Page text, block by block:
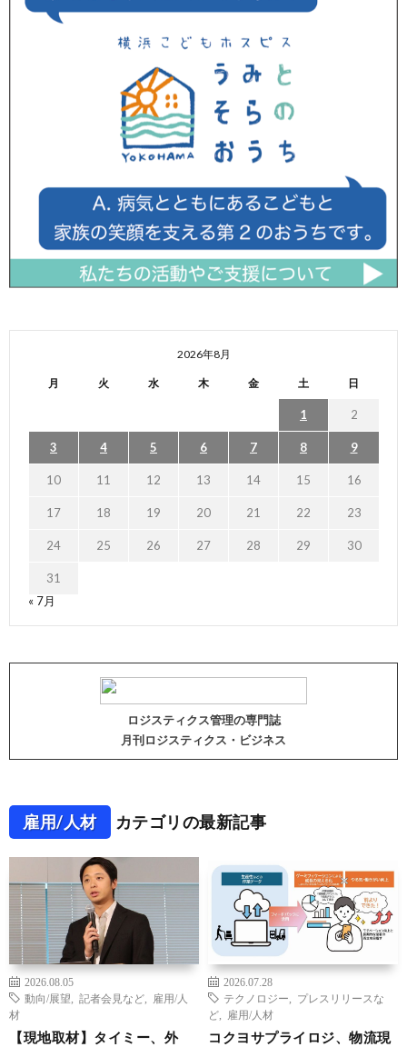
2026年8月
月 火 水 木 金 土 日
1 2
3 4 5 6 7 8 9
10 11 12 13 14 15 16
17 18 19 20 21 22 23
24 25 26 27 28 29 30
31
« 7月
ロジスティクス管理の専門誌
月刊ロジスティクス・ビジネス
雇用/人材 カテゴリの最新記事
2026.08.05
動向/展望
記者会見など
雇用/人
材
【現地取材】タイミー、外
2026.07.28
テクノロジー
プレスリリースな
ど
雇用/人材
コクヨサプライロジ、物流現